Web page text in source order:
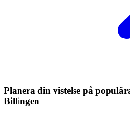
Planera din vistelse på
Billingen